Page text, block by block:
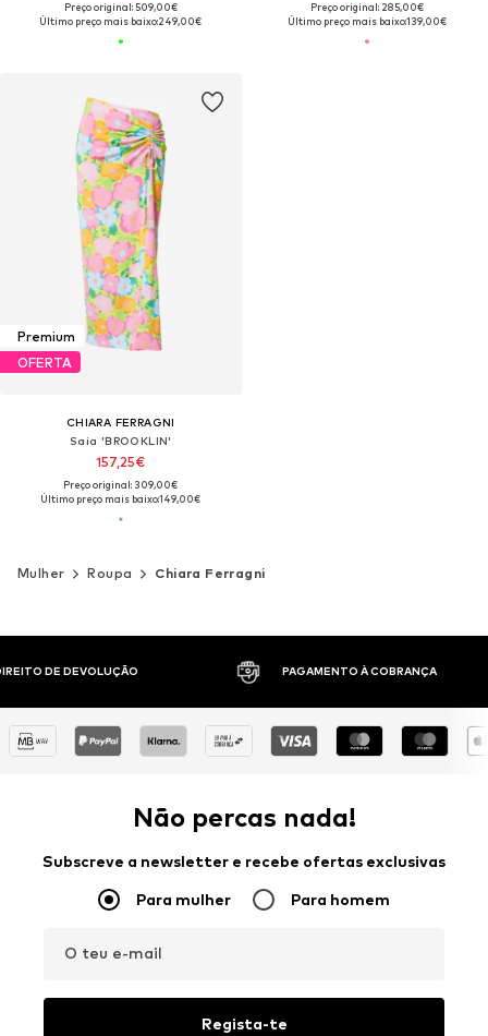
Preço original: 509,00€
Último preço mais baixo:249,00€
Preço original: 285,00€
Último preço mais baixo:139,00€
Premium
OFERTA
CHIARA FERRAGNI
Saia 'BROOKLIN'
157,25€
Preço original: 309,00€
Último preço mais baixo:149,00€
Mulher Roupa Chiara Ferragni
DE DEVOLUÇÃO PAGAMENTO À COBRANÇA
Não percas nada!
Subscreve a newsletter e recebe ofertas exclusivas
Para mulher Para homem
O teu e-mail
Regista-te